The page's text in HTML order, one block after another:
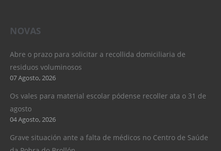
NOVAS
Abre o prazo para solicitar a recollida domiciliaria de
residuos voluminosos
07 Agosto, 2026
Os vales para material escolar pódense recoller ata o 31 de
agosto
04 Agosto, 2026
Grave situación ante a falta de médicos no Centro de Saúde